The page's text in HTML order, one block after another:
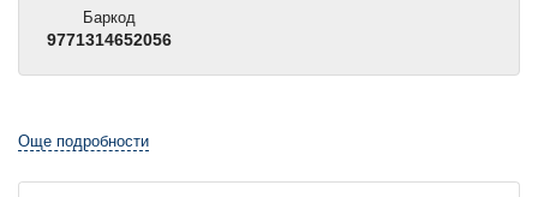
Баркод
9771314652056
Още подробности